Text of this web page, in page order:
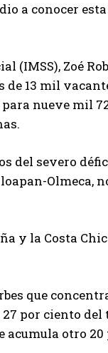
a conocer
Zoé
13 mil
nueve mil
del severo
Olmeca,
y la Costa
que
por ciento
acumula otro